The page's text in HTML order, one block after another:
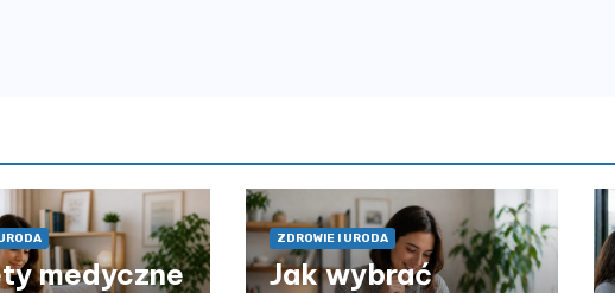
medyczne
ZDROWIE I URODA
Jak wybrać